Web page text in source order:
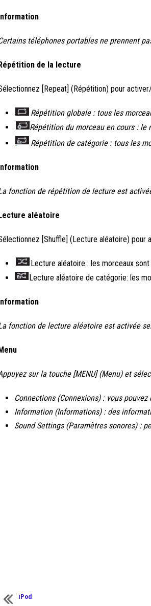
téléphones portables ne prennent
de la lecture
[Repeat] (Répétition) pour
Répétition globale : tous les
Répétition du morceau en cours :
Répétition de catégorie : tous les
fonction de répétition de lecture est
aléatoire
[Shuffle] (Lecture aléatoire)
Lecture aléatoire : les morceaux
Lecture aléatoire de catégorie: les
fonction de lecture aléatoire est activée
sur la touche [MENU] (Menu) et
Connections (Connexions) : vous
Information (Informations) : des
Sound Settings (Paramètres sonores) :
iPod